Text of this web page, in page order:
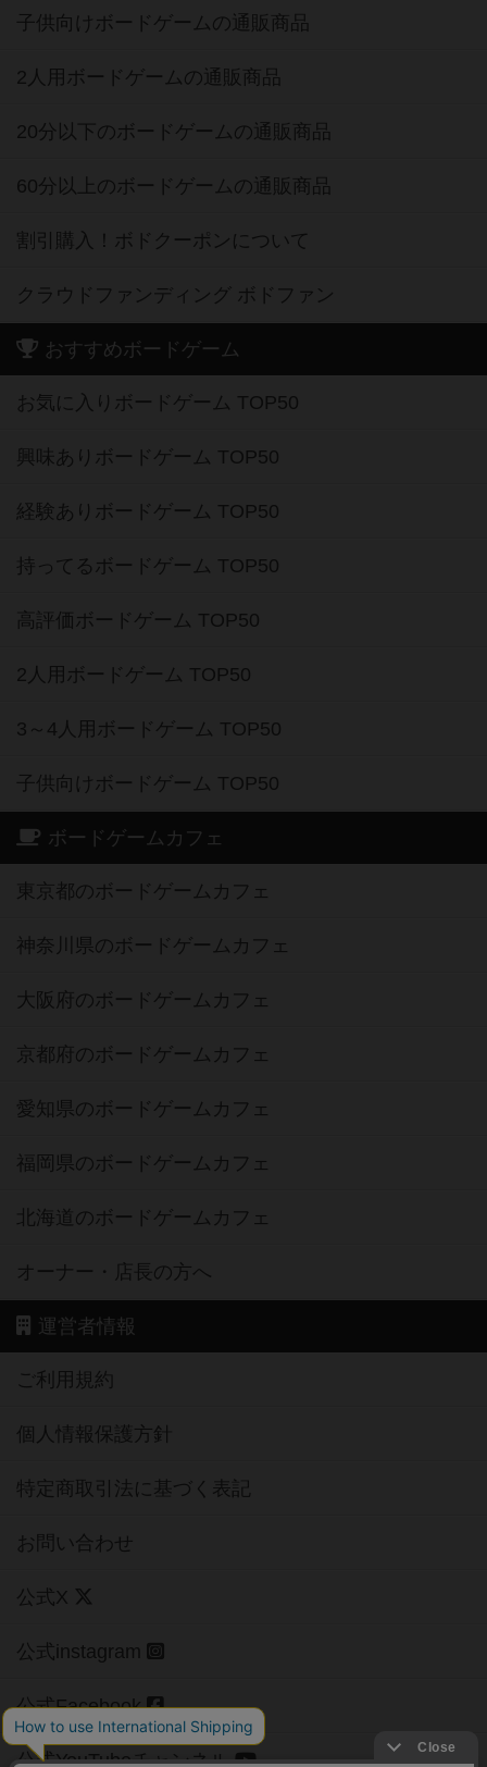
子供向けボードゲームの通販商品
2人用ボードゲームの通販商品
20分以下のボードゲームの通販商品
60分以上のボードゲームの通販商品
割引購入！ボドクーポンについて
クラウドファンディング ボドファン
おすすめボードゲーム
お気に入りボードゲーム TOP50
興味ありボードゲーム TOP50
経験ありボードゲーム TOP50
持ってるボードゲーム TOP50
高評価ボードゲーム TOP50
2人用ボードゲーム TOP50
3～4人用ボードゲーム TOP50
子供向けボードゲーム TOP50
ボードゲームカフェ
東京都のボードゲームカフェ
神奈川県のボードゲームカフェ
大阪府のボードゲームカフェ
京都府のボードゲームカフェ
愛知県のボードゲームカフェ
福岡県のボードゲームカフェ
北海道のボードゲームカフェ
オーナー・店長の方へ
運営者情報
ご利用規約
個人情報保護方針
特定商取引法に基づく表記
お問い合わせ
公式X
公式instagram
公式Facebook
公式YouTubeチャンネル